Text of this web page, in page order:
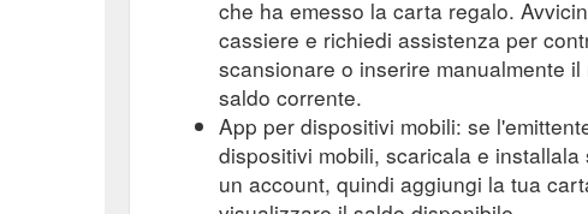
che ha emesso la carta regalo.
cassiere e richiedi assistenza per
scansionare o inserire manualmente
saldo corrente.
App per dispositivi mobili: se
dispositivi mobili, scaricala e
un account, quindi aggiungi la tua